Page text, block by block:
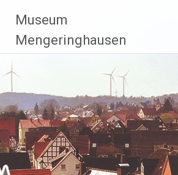
Inhalt
springen
Museum
Mengeringhausen